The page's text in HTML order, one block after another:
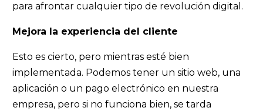
para afrontar cualquier tipo de revolución digital.
Mejora la experiencia del cliente
Esto es cierto, pero mientras esté bien
implementada. Podemos tener un sitio web, una
aplicación o un pago electrónico en nuestra
empresa, pero si no funciona bien, se tarda